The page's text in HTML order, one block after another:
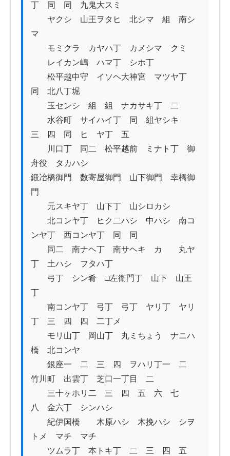
丁　同　同　九鬼大スミ
ヤクシ　山王ヲタヒ　北シマ　組　南シ
マ
モミクラ　カヤハ丁　カメシマ　クミ
レイカン嶋　ハマ丁　シホ丁
松平越中守　イソヘ大神宮　マツヤ丁
同　北八丁堀
玉センシ　組　組　ナカサキ丁　二
水谷町　サイハイ丁　同　組ヤシキ
三　四　同　ヒゝヤ丁　五
川口丁　同二　松平越前　ミナト丁　御
舟役　タカハシ
鍛冶橋御門　数寄屋御門　山下御門　幸橋御
門
元スキヤ丁　山下丁　山シロカシ
北コンヤ丁　ヒク二ハシ　中ハシ　南コ
ンヤ丁　西コンヤ丁　同　同
同二　南ナヘ丁　南サヘキ　カゝ　丸ヤ
丁　土ハシ　フタハ丁
弓丁　シン肴　□左衛門丁　山下　山王
丁
南コンヤ丁　弓丁　弓丁　ヤリ丁　ヤリ
丁　三　四　四　二丁メ
モリ山丁　岡山丁　丸ミちょう　ナニハ
橋　北コンヤ
銀座一　二　三　四　ヲハリ丁一　二
竹川町　出雲丁　芝口一丁目　二
三十ヶホリ二　三　四　五　六　七
八　金六丁　シンハシ
紀伊国橋　　木原ハシ　木挽ハシ　シヲ
トメ　マチ　マチ
ツムラ丁　本トキ丁　二　三　四　五